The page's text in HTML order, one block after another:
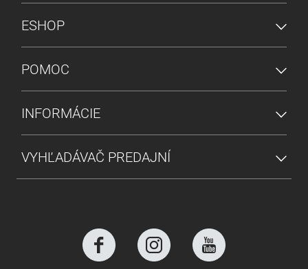
PONUKA V PÄTE
ESHOP
POMOC
INFORMÁCIE
VYHĽADÁVAČ PREDAJNÍ